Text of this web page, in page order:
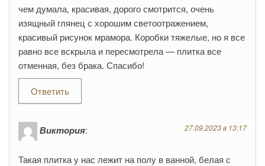
чем думала, красивая, дорого смотрится, очень
изящный глянец с хорошим светоотражением,
красивый рисунок мрамора. Коробки тяжелые, но я все
равно все вскрыла и пересмотрела — плитка все
отменная, без брака. Спасибо!
Ответить
Виктория: 27.09.2023 в 13:17
Такая плитка у нас лежит на полу в ванной, белая с